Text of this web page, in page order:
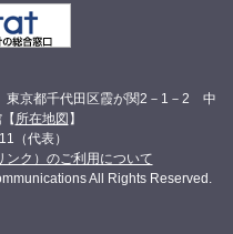
京都千代田区霞が関2－1－2 中
所在地図 】
（代表）
ク）のご利用について
All Rights Reserved.